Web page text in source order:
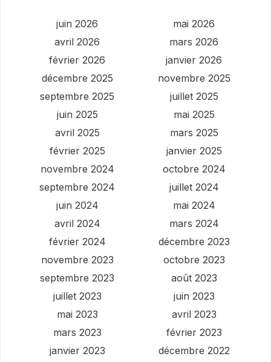
juin 2026
mai 2026
avril 2026
mars 2026
février 2026
janvier 2026
décembre 2025
novembre 2025
septembre 2025
juillet 2025
juin 2025
mai 2025
avril 2025
mars 2025
février 2025
janvier 2025
novembre 2024
octobre 2024
septembre 2024
juillet 2024
juin 2024
mai 2024
avril 2024
mars 2024
février 2024
décembre 2023
novembre 2023
octobre 2023
septembre 2023
août 2023
juillet 2023
juin 2023
mai 2023
avril 2023
mars 2023
février 2023
janvier 2023
décembre 2022